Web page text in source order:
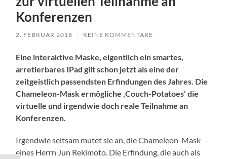
Konferenzen
2. FEBRUAR 2018 / KEINE KOMMENTARE
Eine interaktive Maske, eigentlich ein smartes,
arretierbares IPad gilt schon jetzt als eine der
zeitgeistlich passendsten Erfindungen des Jahres. Die
Chameleon-Mask ermögliche ‚Couch-Potatoes‘ die
virtuelle und irgendwie doch reale Teilnahme an
Konferenzen.
Irgendwie seltsam mutet sie an, die Chameleon-Mask
eines Herrn Jun Rekimoto. Die Erfindung, die auch als